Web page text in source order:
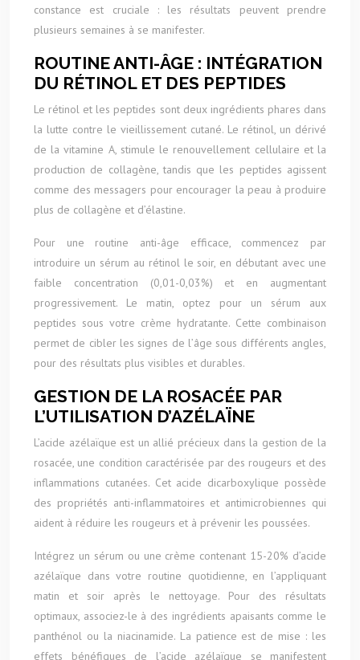
constance est cruciale : les résultats peuvent prendre
plusieurs semaines à se manifester.
ROUTINE ANTI-ÂGE : INTÉGRATION
DU RÉTINOL ET DES PEPTIDES
Le rétinol et les peptides sont deux ingrédients phares dans
la lutte contre le vieillissement cutané. Le rétinol, un dérivé
de la vitamine A, stimule le renouvellement cellulaire et la
production de collagène, tandis que les peptides agissent
comme des messagers pour encourager la peau à produire
plus de collagène et d’élastine.
Pour une routine anti-âge efficace, commencez par
introduire un sérum au rétinol le soir, en débutant avec une
faible concentration (0,01-0,03%) et en augmentant
progressivement. Le matin, optez pour un sérum aux
peptides sous votre crème hydratante. Cette combinaison
permet de cibler les signes de l’âge sous différents angles,
pour des résultats plus visibles et durables.
GESTION DE LA ROSACÉE PAR
L’UTILISATION D’AZÉLAÏNE
L’acide azélaïque est un allié précieux dans la gestion de la
rosacée, une condition caractérisée par des rougeurs et des
inflammations cutanées. Cet acide dicarboxylique possède
des propriétés anti-inflammatoires et antimicrobiennes qui
aident à réduire les rougeurs et à prévenir les poussées.
Intégrez un sérum ou une crème contenant 15-20% d’acide
azélaïque dans votre routine quotidienne, en l’appliquant
matin et soir après le nettoyage. Pour des résultats
optimaux, associez-le à des ingrédients apaisants comme le
panthénol ou la niacinamide. La patience est de mise : les
effets bénéfiques de l’acide azélaïque se manifestent